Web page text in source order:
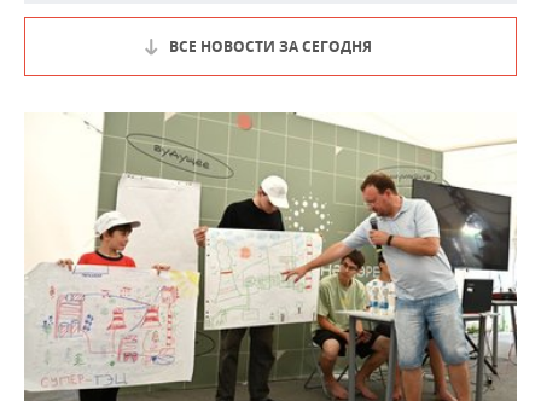
ВСЕ НОВОСТИ ЗА СЕГОДНЯ